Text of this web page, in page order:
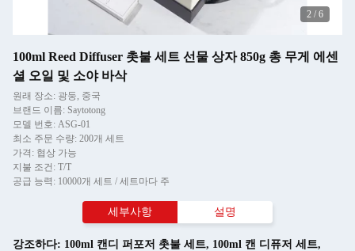
2 / 6
100ml Reed Diffuser 촛불 세트 선물 상자 850g 총 무게 에센
셜 오일 및 소야 바삭
원래 장소: 광둥, 중국
브랜드 이름: Saytotong
모델 번호: ASG-01
최소 주문 수량: 200개 세트
가격: 협상 가능
지불 조건: T/T
공급 능력: 10000개 세트 / 세트마다 주
세부사항 설명
강조하다: 100ml 캔디 퍼포저 촛불 세트, 100ml 캔 디퓨저 세트,